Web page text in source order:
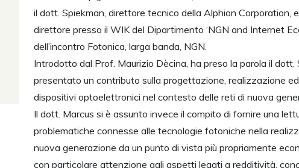
il dott. Spiekman, direttore tecnico della Alphion Corporation,
direttore presso il WIK del Dipartimento ‘NGN and Internet
dell’incontro Fotonica, larga banda, NGN.
Introdotto dal Prof. Maurizio Dècina, ha preso la parola il dott.
presentato un contributo sulla progettazione, realizzazione
dispositivi optoelettronici nel contesto delle reti di nuova
Il dott. Marcus si è assunto invece il compito di fornire una
problematiche connesse alle tecnologie fotoniche nella
nuova generazione da un punto di vista più propriamente
con particolare attenzione agli aspetti legati a redditività,